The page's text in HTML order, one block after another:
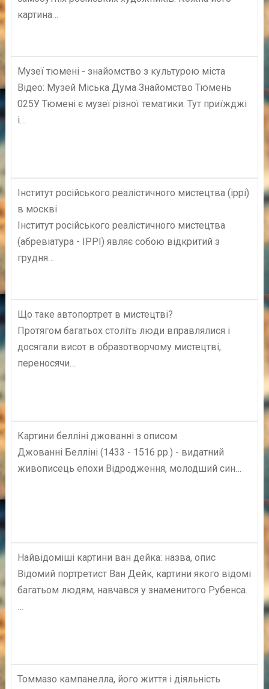
картина…
Музеї тюмені - знайомство з культурою міста
Відео: Музей Міська Дума Знайомство Тюмень
025У Тюмені є музеї різної тематики. Тут приїжджі
і…
Інститут російського реалістичного мистецтва (іррі)
в москві
Інститут російського реалістичного мистецтва
(абревіатура - ІРРІ) являє собою відкритий з
грудня…
Що таке автопортрет в мистецтві?
Протягом багатьох століть люди вправлялися і
досягали висот в образотворчому мистецтві,
переносячи…
Картини белліні джованні з описом
Джованні Белліні (1433 - 1516 рр.) - видатний
живописець епохи Відродження, молодший син…
Найвідоміші картини ван дейка: назва, опис
Відомий портретист Ван Дейк, картини якого відомі
багатьом людям, навчався у знаменитого Рубенса.
…
Томмазо кампанелла, його життя і діяльність